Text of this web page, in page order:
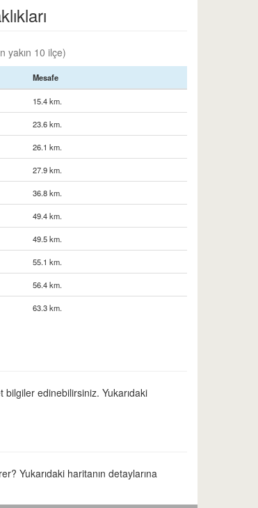
yakın 10 ilçe)
Mesafe
15.4 km.
23.6 km.
26.1 km.
27.9 km.
36.8 km.
49.4 km.
49.5 km.
55.1 km.
56.4 km.
63.3 km.
edinebilirsiniz. Yukarıdaki
Yukarıdaki haritanın detaylarına